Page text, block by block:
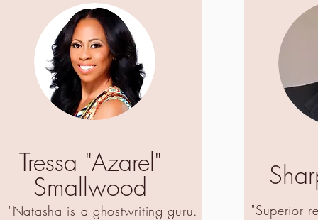
Tressa "Azarel"
Smallwood
"Natasha is a ghostwriting guru.
"Superior